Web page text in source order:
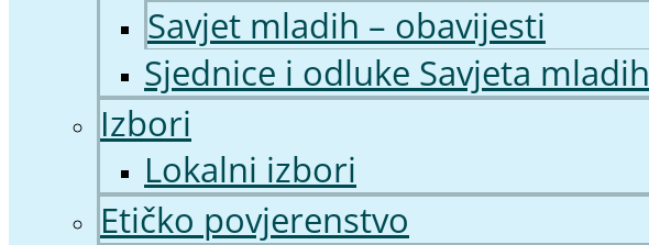
Savjet mladih – obavijesti
Sjednice i odluke Savjeta mladih
Izbori
Lokalni izbori
Etičko povjerenstvo